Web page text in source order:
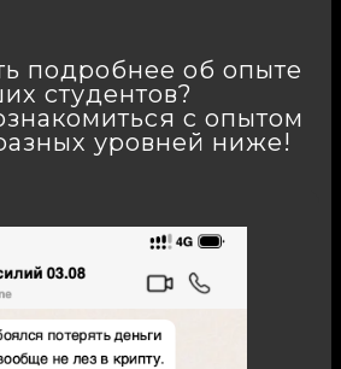
подробнее об опыте
студентов?
с опытом
уровней ниже!